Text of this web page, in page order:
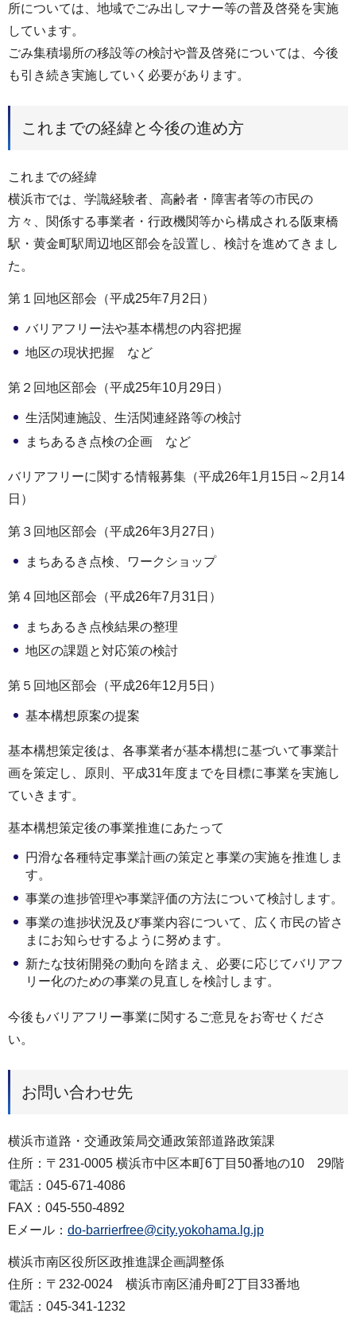
所については、地域でごみ出しマナー等の普及啓発を実施
しています。
ごみ集積場所の移設等の検討や普及啓発については、今後
も引き続き実施していく必要があります。
これまでの経緯と今後の進め方
これまでの経緯
横浜市では、学識経験者、高齢者・障害者等の市民の
方々、関係する事業者・行政機関等から構成される阪東橋
駅・黄金町駅周辺地区部会を設置し、検討を進めてきまし
た。
第１回地区部会（平成25年7月2日）
バリアフリー法や基本構想の内容把握
地区の現状把握 など
第２回地区部会（平成25年10月29日）
生活関連施設、生活関連経路等の検討
まちあるき点検の企画 など
バリアフリーに関する情報募集（平成26年1月15日～2月14
日）
第３回地区部会（平成26年3月27日）
まちあるき点検、ワークショップ
第４回地区部会（平成26年7月31日）
まちあるき点検結果の整理
地区の課題と対応策の検討
第５回地区部会（平成26年12月5日）
基本構想原案の提案
基本構想策定後は、各事業者が基本構想に基づいて事業計
画を策定し、原則、平成31年度までを目標に事業を実施し
ていきます。
基本構想策定後の事業推進にあたって
円滑な各種特定事業計画の策定と事業の実施を推進しま
す。
事業の進捗管理や事業評価の方法について検討します。
事業の進捗状況及び事業内容について、広く市民の皆さ
まにお知らせするように努めます。
新たな技術開発の動向を踏まえ、必要に応じてバリアフ
リー化のための事業の見直しを検討します。
今後もバリアフリー事業に関するご意見をお寄せくださ
い。
お問い合わせ先
横浜市道路・交通政策局交通政策部道路政策課
住所：〒231-0005 横浜市中区本町6丁目50番地の10 29階
電話：045-671-4086
FAX：045-550-4892
Eメール： do-barrierfree@city.yokohama.lg.jp
横浜市南区役所区政推進課企画調整係
住所：〒232-0024 横浜市南区浦舟町2丁目33番地
電話：045-341-1232